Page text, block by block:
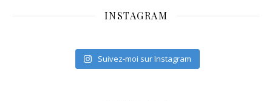
INSTAGRAM
Suivez-moi sur Instagram